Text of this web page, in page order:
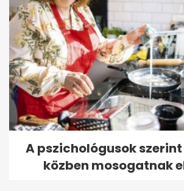
A pszichológusok
közben mosogatnak